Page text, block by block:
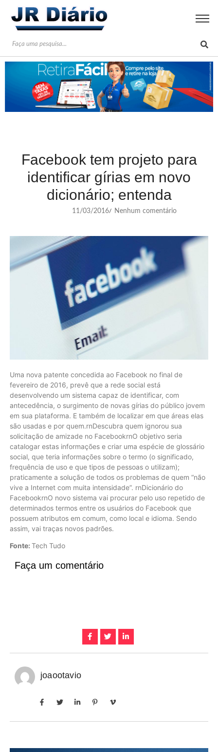
Facebook tem projeto para
identificar gírias em novo
dicionário; entenda
11/03/2016/ Nenhum comentário
Uma nova patente concedida ao Facebook no final de
fevereiro de 2016, prevê que a rede social está
desenvolvendo um sistema capaz de identificar, com
antecedência, o surgimento de novas gírias do público jovem
em sua plataforma. E também de localizar em que áreas elas
são usadas e por quem.rnDescubra quem ignorou sua
solicitação de amizade no FacebookrnO objetivo seria
catalogar estas informações e criar uma espécie de glossário
social, que teria informações sobre o termo (o significado,
frequência de uso e que tipos de pessoas o utilizam);
praticamente a solução de todos os problemas de quem “não
vive a Internet com muita intensidade”. rnDicionário do
FacebookrnO novo sistema vai procurar pelo uso repetido de
determinados termos entre os usuários do Facebook que
possuem atributos em comum, como local e idioma. Sendo
assim, vai traças novos padrões.
Fonte: Tech Tudo
Faça um comentário
joaootavio